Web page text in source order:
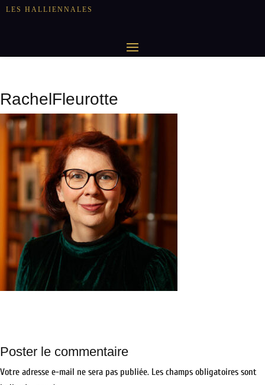
LES HALLIENNALES
RachelFleurotte
Poster le commentaire
Votre adresse e-mail ne sera pas publiée. Les champs obligatoires sont